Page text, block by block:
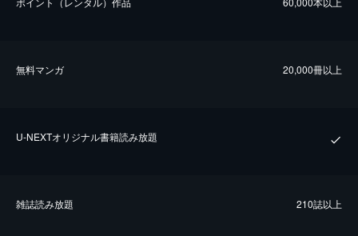
無料マンガ 20,000冊以上
U-NEXTオリジナル書籍読み放題
雑誌読み放題 210誌以上